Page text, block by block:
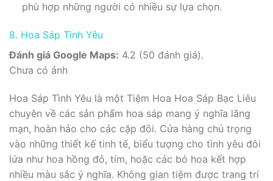
phù hợp những người có nhiều sự lựa chọn.
8. Hoa Sáp Tình Yêu
Đánh giá Google Maps: 4.2 (50 đánh giá).
Chưa có ảnh
Hoa Sáp Tình Yêu là một Tiệm Hoa Hoa Sáp Bạc Liêu
chuyên về các sản phẩm hoa sáp mang ý nghĩa lãng
mạn, hoàn hảo cho các cặp đôi. Cửa hàng chú trọng
vào những thiết kế tinh tế, biểu tượng cho tình yêu đôi
lứa như hoa hồng đỏ, tím, hoặc các bó hoa kết hợp
nhiều màu sắc ý nghĩa. Không gian tiệm được trang trí